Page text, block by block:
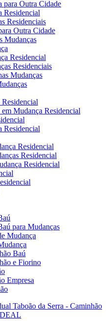
para Outra Cidade
Residencial
Residenciais
Outra Cidade
Mudanças
Residencial
Residenciais
Mudanças
Residencial
Mudança Residencial
Residencial
Residencial
Residencial
Residencial
para Mudanças
Mudança
Baú
e Fiorino
Empresa